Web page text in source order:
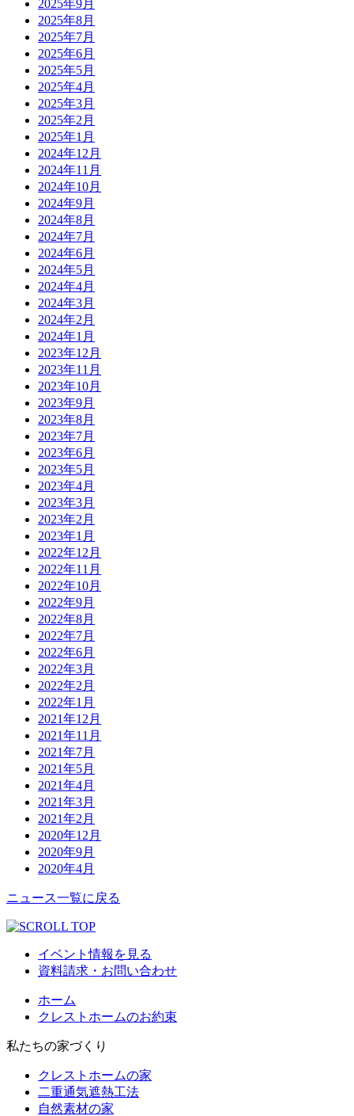
2025年9月
2025年8月
2025年7月
2025年6月
2025年5月
2025年4月
2025年3月
2025年2月
2025年1月
2024年12月
2024年11月
2024年10月
2024年9月
2024年8月
2024年7月
2024年6月
2024年5月
2024年4月
2024年3月
2024年2月
2024年1月
2023年12月
2023年11月
2023年10月
2023年9月
2023年8月
2023年7月
2023年6月
2023年5月
2023年4月
2023年3月
2023年2月
2023年1月
2022年12月
2022年11月
2022年10月
2022年9月
2022年8月
2022年7月
2022年6月
2022年3月
2022年2月
2022年1月
2021年12月
2021年11月
2021年7月
2021年5月
2021年4月
2021年3月
2021年2月
2020年12月
2020年9月
2020年4月
ニュース一覧に戻る
イベント情報を見る
資料請求・お問い合わせ
ホーム
クレストホームのお約束
私たちの家づくり
クレストホームの家
二重通気遮熱工法
自然素材の家